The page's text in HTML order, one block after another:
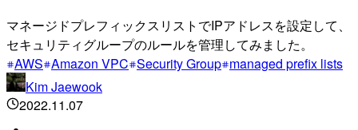
マネージドプレフィックスリストでIPアドレスを設定して、
セキュリティグループのルールを管理してみました。
AWS Amazon VPC Security Group managed prefix lists
Kim Jaewook
2022.11.07